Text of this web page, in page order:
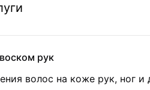
рук
волос на коже рук, ног и